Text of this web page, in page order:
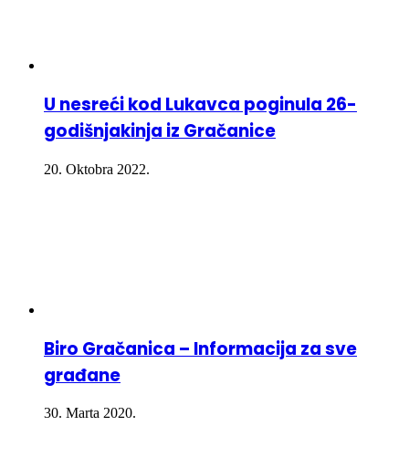
U nesreći kod Lukavca poginula 26-
godišnjakinja iz Gračanice
20. Oktobra 2022.
Biro Gračanica – Informacija za sve
građane
30. Marta 2020.